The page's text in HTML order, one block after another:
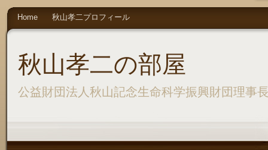
秋山孝二の部屋
公益財団法人秋山記念生命科学振興財団理事
Home 秋山孝二プロフィール